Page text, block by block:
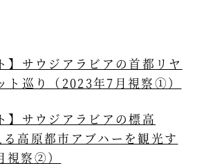
】サウジアラビアの首都リヤ
ト巡り（2023年7月視察①）
】サウジアラビアの標高
高原都市アブハーを観光す
視察②）